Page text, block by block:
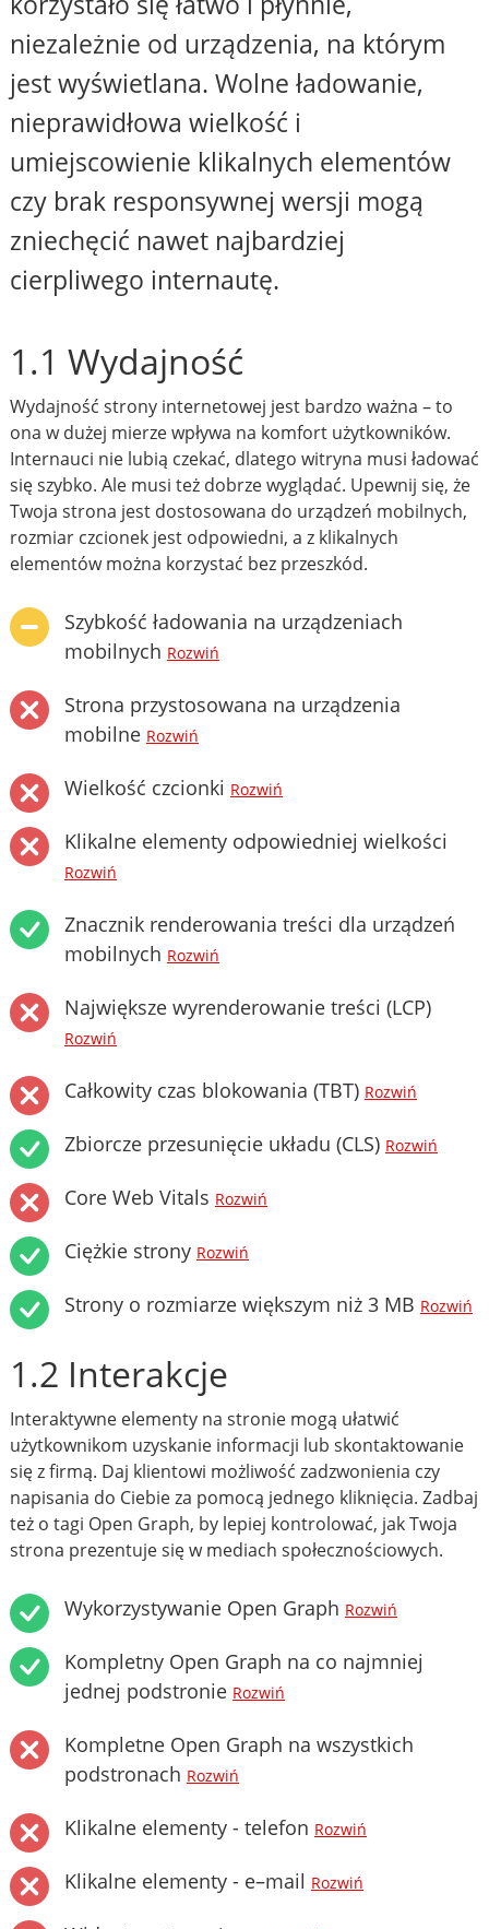
niezależnie od urządzenia, na którym
jest wyświetlana. Wolne ładowanie,
nieprawidłowa wielkość i
umiejscowienie klikalnych elementów
czy brak responsywnej wersji mogą
zniechęcić nawet najbardziej
cierpliwego internautę.
1.1 Wydajność
Wydajność strony internetowej jest bardzo ważna – to
ona w dużej mierze wpływa na komfort użytkowników.
Internauci nie lubią czekać, dlatego witryna musi ładować
się szybko. Ale musi też dobrze wyglądać. Upewnij się, że
Twoja strona jest dostosowana do urządzeń mobilnych,
rozmiar czcionek jest odpowiedni, a z klikalnych
elementów można korzystać bez przeszkód.
Szybkość ładowania na urządzeniach
mobilnych Rozwiń
Strona przystosowana na urządzenia
mobilne Rozwiń
Wielkość czcionki Rozwiń
Klikalne elementy odpowiedniej wielkości
Rozwiń
Znacznik renderowania treści dla urządzeń
mobilnych Rozwiń
Największe wyrenderowanie treści (LCP)
Rozwiń
Całkowity czas blokowania (TBT) Rozwiń
Zbiorcze przesunięcie układu (CLS) Rozwiń
Core Web Vitals Rozwiń
Ciężkie strony Rozwiń
Strony o rozmiarze większym niż 3 MB Rozwiń
1.2 Interakcje
Interaktywne elementy na stronie mogą ułatwić
użytkownikom uzyskanie informacji lub skontaktowanie
się z firmą. Daj klientowi możliwość zadzwonienia czy
napisania do Ciebie za pomocą jednego kliknięcia. Zadbaj
też o tagi Open Graph, by lepiej kontrolować, jak Twoja
strona prezentuje się w mediach społecznościowych.
Wykorzystywanie Open Graph Rozwiń
Kompletny Open Graph na co najmniej
jednej podstronie Rozwiń
Kompletne Open Graph na wszystkich
podstronach Rozwiń
Klikalne elementy - telefon Rozwiń
Klikalne elementy - e–mail Rozwiń